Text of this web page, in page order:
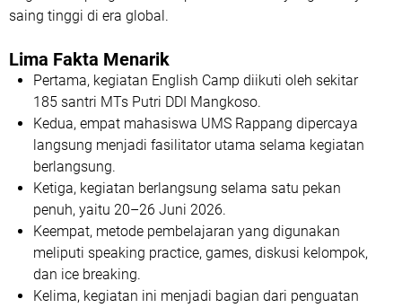
saing tinggi di era global.
Lima Fakta Menarik
Pertama, kegiatan English Camp diikuti oleh sekitar
185 santri MTs Putri DDI Mangkoso.
Kedua, empat mahasiswa UMS Rappang dipercaya
langsung menjadi fasilitator utama selama kegiatan
berlangsung.
Ketiga, kegiatan berlangsung selama satu pekan
penuh, yaitu 20–26 Juni 2026.
Keempat, metode pembelajaran yang digunakan
meliputi speaking practice, games, diskusi kelompok,
dan ice breaking.
Kelima, kegiatan ini menjadi bagian dari penguatan